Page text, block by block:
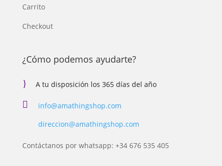
Carrito
Checkout
¿Cómo podemos ayudarte?
} A tu disposición los 365 días del año

info@amathingshop.com
direccion@amathingshop.com
Contáctanos por whatsapp: +34 676 535 405